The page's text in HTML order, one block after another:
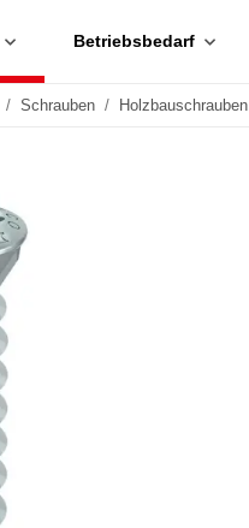
Betriebsbedarf
Schrauben Holzbauschrauben